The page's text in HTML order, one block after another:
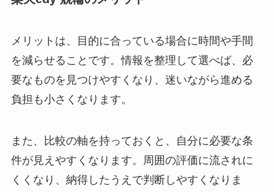
メリットは、目的に合っている場合に時間や手間
を減らせることです。情報を整理して選べば、必
要なものを見つけやすくなり、迷いながら進める
負担も小さくなります。
また、比較の軸を持っておくと、自分に必要な条
件が見えやすくなります。周囲の評価に流されに
くくなり、納得したうえで判断しやすくなりま